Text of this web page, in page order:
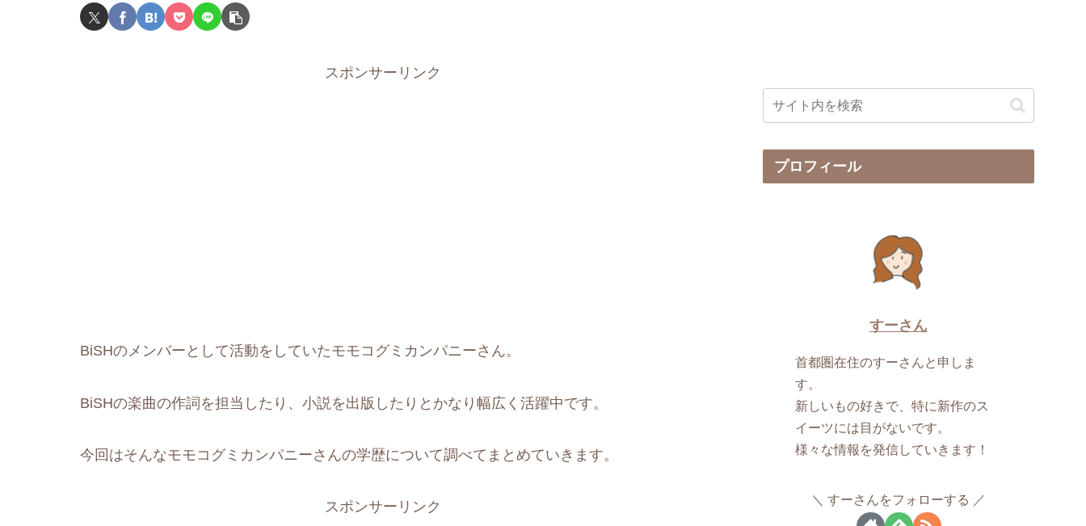
スポンサーリンク
BiSHのメンバーとして活動をしていたモモコグミカンパニーさん。
BiSHの楽曲の作詞を担当したり、小説を出版したりとかなり幅広く活躍中です。
今回はそんなモモコグミカンパニーさんの学歴について調べてまとめていきます。
スポンサーリンク
プロフィール
すーさん
首都圏在住のすーさんと申しま
す。
新しいもの好きで、特に新作のス
イーツには目がないです。
様々な情報を発信していきます！
すーさんをフォローする